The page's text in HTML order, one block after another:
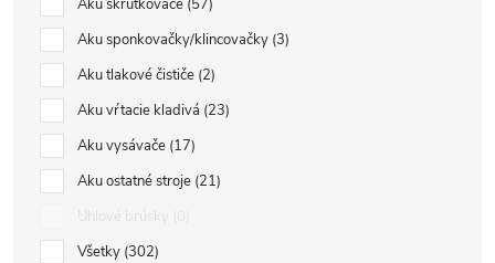
Aku skrutkovače 57
Aku sponkovačky/klincovačky 3
Aku tlakové čističe 2
Aku vŕtacie kladivá 23
Aku vysávače 17
Aku ostatné stroje 21
Všetky 302